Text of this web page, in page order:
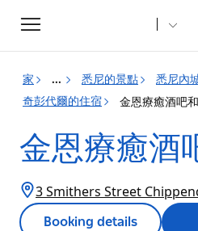
Toggle
navigation
家 ... 悉尼的景點 悉尼內
奇彭代爾的住宿
金恩療癒酒吧
金恩療癒酒
3 Smithers Street
Booking details